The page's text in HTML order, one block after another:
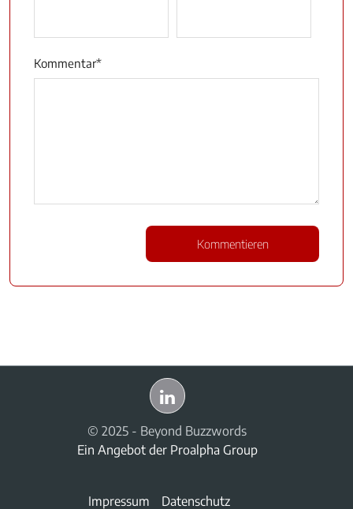
Kommentar*
© 2025 - Beyond Buzzwords
Ein Angebot der Proalpha Group
Impressum Datenschutz